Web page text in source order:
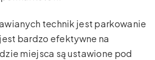
technik jest parkowanie
bardzo efektywne na
miejsca są ustawione pod